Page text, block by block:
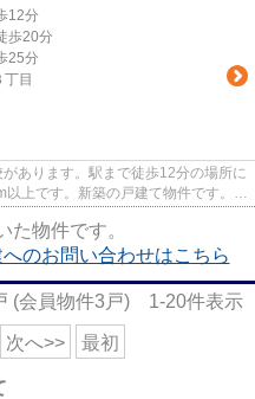
12分
歩20分
25分
丁目
あります。駅まで徒歩12分の場所に
上です。新築の戸建て物件です。初
た物件です。
のお問い合わせはこちら
(会員物件3 戸) 1-20件表示
次へ>> 最初